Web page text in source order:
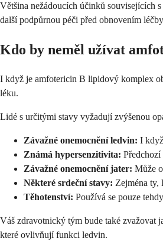
Většina nežádoucích účinků souvisejících
další podpůrnou péči před obnovením
Kdo by neměl užívat
I když je amfotericin B lipidový komplex
léku.
Lidé s určitými stavy vyžadují zvýšenou
Závažné onemocnění ledvin: I
Známá hypersenzitivita:
Závažné onemocnění jater: Může
Některé srdeční stavy: Zejména ty,
Těhotenství: Používá se pouze
Váš zdravotnický tým bude také zvažovat
které ovlivňují funkci ledvin.